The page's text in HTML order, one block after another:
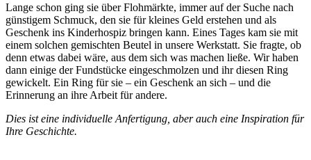
Lange schon ging sie über Flohmärkte, immer auf der Suche nach
günstigem Schmuck, den sie für kleines Geld erstehen und als
Geschenk ins Kinderhospiz bringen kann. Eines Tages kam sie mit
einem solchen gemischten Beutel in unsere Werkstatt. Sie fragte, ob
denn etwas dabei wäre, aus dem sich was machen ließe. Wir haben
dann einige der Fundstücke eingeschmolzen und ihr diesen Ring
gewickelt. Ein Ring für sie – ein Geschenk an sich – und die
Erinnerung an ihre Arbeit für andere.
Dies ist eine individuelle Anfertigung, aber auch eine Inspiration für
Ihre Geschichte.